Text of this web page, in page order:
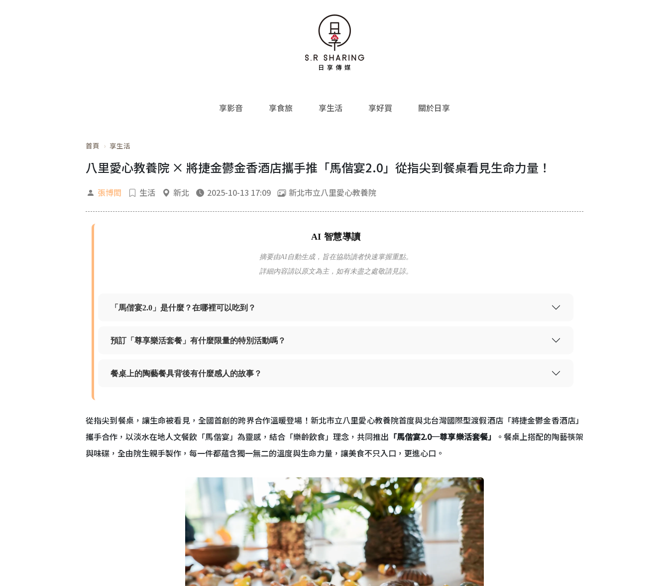
享影音 享食旅 享生活 享好買 關於日享
首頁 享生活
八里愛心教養院 × 將捷金鬱金香酒店攜手推「馬偕宴2.0」從指尖到餐桌看見生命力量！
張博閎 生活 新北 2025-10-13 17:09 新北市立八里愛心教養院
AI 智慧導讀
摘要由AI自動生成，旨在協助讀者快速掌握重點。
詳細內容請以原文為主，如有未盡之處敬請見諒。
「馬偕宴2.0」是什麼？在哪裡可以吃到？
預訂「尊享樂活套餐」有什麼限量的特別活動嗎？
餐桌上的陶藝餐具背後有什麼感人的故事？
從指尖到餐桌，讓生命被看見，全國首創的跨界合作溫暖登場！新北市立八里愛心教養院首度與北台灣國際型渡假酒店「將捷金鬱金香酒店」
攜手合作，以淡水在地人文餐飲「馬偕宴」為靈感，結合「樂齡飲食」理念，共同推出 「馬偕宴2.0─尊享樂活套餐」
。餐桌上搭配的陶藝筷架
與味碟，全由院生親手製作，每一件都蘊含獨一無二的溫度與生命力量，讓美食不只入口，更進心口。